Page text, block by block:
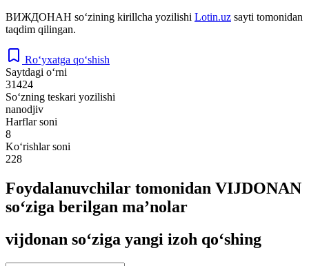
ВИЖДОНАН so‘zining kirillcha yozilishi Lotin.uz sayti tomonidan
taqdim qilingan.
Ro‘yxatga qo‘shish
Saytdagi o‘rni
31424
So‘zning teskari yozilishi
nanodjiv
Harflar soni
8
Ko‘rishlar soni
228
Foydalanuvchilar tomonidan VIJDONAN
so‘ziga berilgan ma’nolar
vijdonan so‘ziga yangi izoh qo‘shing